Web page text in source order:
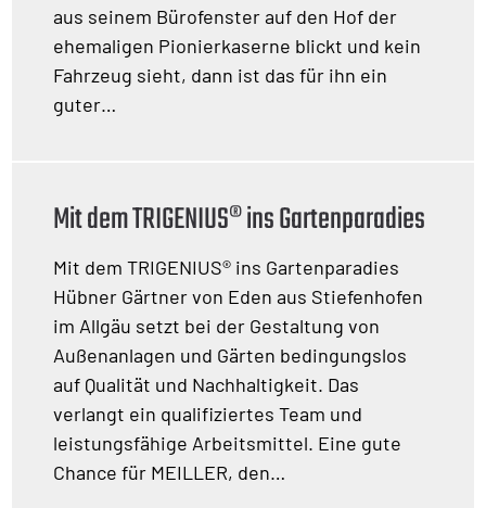
aus seinem Bürofenster auf den Hof der
ehemaligen Pionierkaserne blickt und kein
Fahrzeug sieht, dann ist das für ihn ein
guter…
Mit dem TRIGENIUS® ins Gartenparadies
Mit dem TRIGENIUS® ins Gartenparadies
Hübner Gärtner von Eden aus Stiefenhofen
im Allgäu setzt bei der Gestaltung von
Außenanlagen und Gärten bedingungslos
auf Qualität und Nachhaltigkeit. Das
verlangt ein qualifiziertes Team und
leistungsfähige Arbeitsmittel. Eine gute
Chance für MEILLER, den…